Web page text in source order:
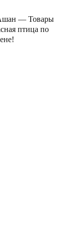
— Товары
птица по